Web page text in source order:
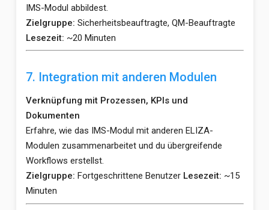
IMS-Modul abbildest.
Zielgruppe: Sicherheitsbeauftragte, QM-Beauftragte
Lesezeit: ~20 Minuten
7. Integration mit anderen Modulen
Verknüpfung mit Prozessen, KPIs und
Dokumenten
Erfahre, wie das IMS-Modul mit anderen ELIZA-
Modulen zusammenarbeitet und du übergreifende
Workflows erstellst.
Zielgruppe: Fortgeschrittene Benutzer Lesezeit: ~15
Minuten